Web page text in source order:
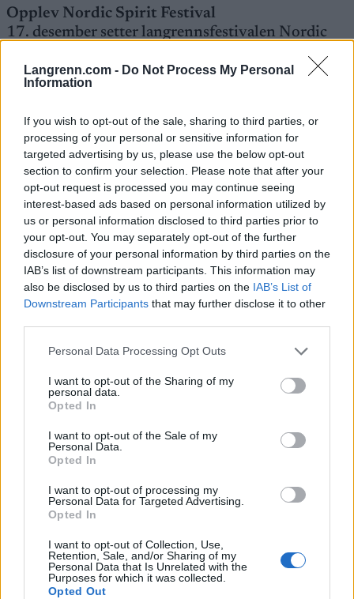
Langrenn.com - Do Not Process My Personal
Information
If you wish to opt-out of the sale, sharing to third parties, or
processing of your personal or sensitive information for
targeted advertising by us, please use the below opt-out
section to confirm your selection. Please note that after your
opt-out request is processed you may continue seeing
interest-based ads based on personal information utilized by
us or personal information disclosed to third parties prior to
your opt-out. You may separately opt-out of the further
disclosure of your personal information by third parties on the
IAB’s list of downstream participants. This information may
also be disclosed by us to third parties on the IAB’s List of
Downstream Participants that may further disclose it to other
Please note that this website/app uses one or more Google
not limited to your visit or usage behaviour. You may click to
grant or deny consent to Google and its third-party tags to
use your data for below specified purposes in below Google
consent section.
Personal Data Processing Opt Outs
I want to opt-out of the Sharing of my
personal data.
Opted In
I want to opt-out of the Sale of my
Personal Data.
Opted In
I want to opt-out of processing my
Personal Data for Targeted Advertising.
Opted In
I want to opt-out of Collection, Use,
Retention, Sale, and/or Sharing of my
Personal Data that Is Unrelated with the
Purposes for which it was collected.
Opted Out
Opplev Nordic Spirit Festival
17. desember setter langrennsfestivalen Nordic
viderekomne. Gratis treningsøkter med fagfolk fra
det nordiske akademiet er tilgjengelig. Festivalen
stien, akkompagnert av herlige kulinariske tilbud
og musikalsk underholdning. For de som leter
etter det nyeste utstyret, viser Fischer og Madshus
frem sine innovasjoner, slik at besøkende kan teste
dem på stedet. Under Nordic Spirit-arrangementet
kan alle de rundt 100 kilometerne med løyper i
PillerseeTal brukes gratis.
Skiskyting og spenning i PillerseeTal
PillerseeTal har fått sitt rykte som en av Europas
tilfluktssteder for skiskyting. Med tre
verdensmesterskapet i Hochfilzen, er det et
knutepunkt for skiskyting. Her kan du, fra 8. til
du er ivrig etter å oppleve spenningen selv, er
økter på skiskyting
lørdag. Denne spennende sporten kombinerer
langrenn og skyting. Når du har mestret det
grunnleggende, kan du se frem til din første
konkurranse, med den årlige folkeskiskytingen
10. mars,